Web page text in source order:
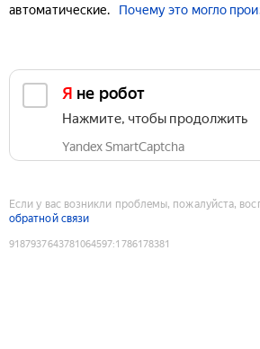
автоматические.
Почему это могло
Я не робот
Нажмите, чтобы продолжить
Yandex SmartCaptcha
Если у вас возникли проблемы, пожалуйста,
обратной связи
9187937643781064597:1786178381